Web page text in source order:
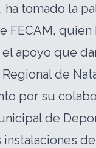
tomado la
FECAM, quien
apoyo que
de
por su
de